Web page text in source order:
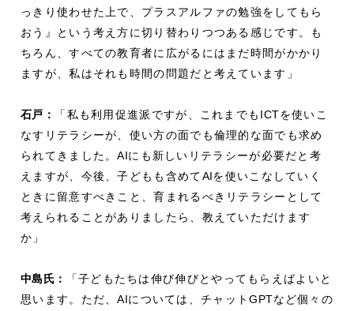
っきり使わせた上で、プラスアルファの勉強をしてもら
おう』という考え方に切り替わりつつある感じです。も
ちろん、すべての教育者に広がるにはまだ時間がかかり
ますが、私はそれも時間の問題だと考えています」
石戸： 「私も利用促進派ですが、これまでも ICTを使いこ
なすリテラシーが、使い方の面でも倫理的な面でも求め
られてきました。AIにも新しいリテラシーが必要だと考
えますが、今後、子どもも含めてAIを使いこなしていく
ときに留意すべきこと、育まれるべきリテラシーとして
考えられることがありましたら、教えていただけます
か」
中島氏：
「子どもたちは伸び伸びとやってもらえばよいと
思います。ただ、AIについては、チャットGPTなど個々の